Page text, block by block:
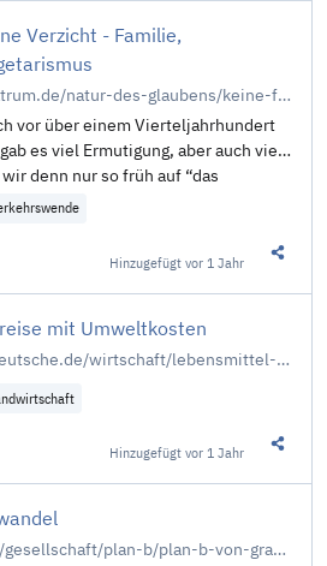
Verzicht - Familie,
https://scilogs.spektrum.de/natur-des-glaubens/keine-freiheit-ohne-verzicht-familie-elektromobilitaet-pflanzenkost-lesezeit-philosophie-solarpunk/
vor über einem Vierteljahrhundert
es viel Ermutigung, aber auch viel
denn nur so früh auf “das
könnten? Für uns aber war …
Hinzugefügtvor 1 Jahr
mit Umweltkosten
https://www.sueddeutsche.de/wirtschaft/lebensmittel-verdeckte-kosten-umweltschutz-discounter-1.6079765
Hinzugefügtvor 1 Jahr
https://www.zdf.de/gesellschaft/plan-b/plan-b-von-grau-zu-gruen-stadt-klima-klimawandel-abkuehlung-100.html